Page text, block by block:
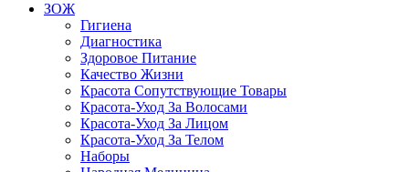
ЗОЖ
Гигиена
Диагностика
Здоровое Питание
Качество Жизни
Красота Сопутствующие Товары
Красота-Уход За Волосами
Красота-Уход За Лицом
Красота-Уход За Телом
Наборы